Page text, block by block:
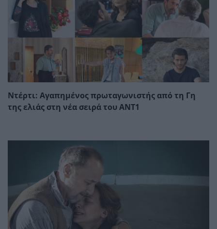
Ντέρτι: Αγαπημένος πρωταγωνιστής από τη Γη
της ελιάς στη νέα σειρά του ΑΝΤ1